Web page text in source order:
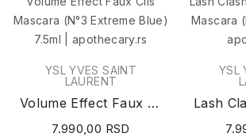
YSL YVES SAINT
LAURENT
Volume Effect Faux Cils Mascara (N°3 Extreme...
7.990,00 RSD
YSL